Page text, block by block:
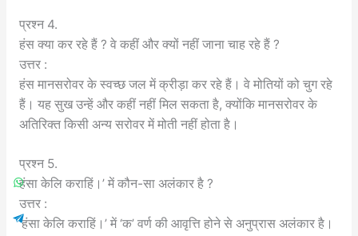
प्रश्न 4.
हंस क्या कर रहे हैं ? वे कहीं और क्यों नहीं जाना चाह रहे हैं ?
उत्तर :
हंस मानसरोवर के स्वच्छ जल में क्रीड़ा कर रहे हैं। वे मोतियों को चुग रहे
हैं। यह सुख उन्हें और कहीं नहीं मिल सकता है, क्योंकि मानसरोवर के
अतिरिक्त किसी अन्य सरोवर में मोती नहीं होता है।
प्रश्न 5.
हंसा केलि कराहिं।’ में कौन-सा अलंकार है ?
उत्तर :
‘हंसा केलि कराहिं।’ में ‘क’ वर्ण की आवृत्ति होने से अनुप्रास अलंकार है।